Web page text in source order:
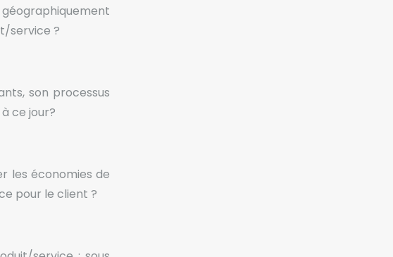
service ?
son processus
ce jour?
les économies de
pour le client ?